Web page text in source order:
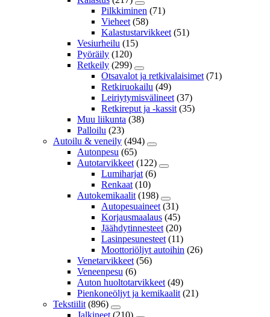
Pilkkiminen (71)
Vieheet (58)
Kalastustarvikkeet (51)
Vesiurheilu (15)
Pyöräily (120)
Retkeily (299)
Otsavalot ja retkivalaisimet (71)
Retkiruokailu (49)
Leiriytymisvälineet (37)
Retkireput ja -kassit (35)
Muu liikunta (38)
Palloilu (23)
Autoilu & veneily (494)
Autonpesu (65)
Autotarvikkeet (122)
Lumiharjat (6)
Renkaat (10)
Autokemikaalit (198)
Autopesuaineet (31)
Korjausmaalaus (45)
Jäähdytinnesteet (20)
Lasinpesunesteet (11)
Moottoriöljyt autoihin (26)
Venetarvikkeet (56)
Veneenpesu (6)
Auton huoltotarvikkeet (49)
Pienkoneöljyt ja kemikaalit (21)
Tekstiilit (896)